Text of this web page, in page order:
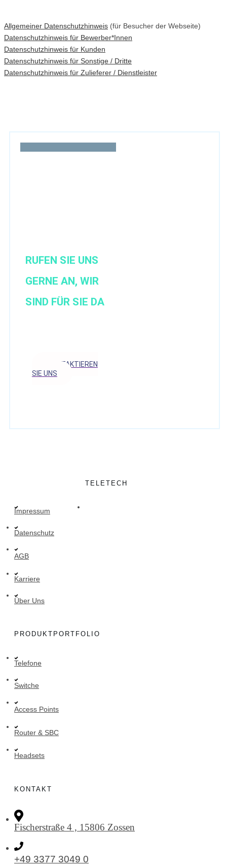
Allgemeiner Datenschutzhinweis (für Besucher der Webseite)
Datenschutzhinweis für Bewerber*Innen
Datenschutzhinweis für Kunden
Datenschutzhinweis für Sonstige / Dritte
Datenschutzhinweis für Zulieferer / Dienstleister
RUFEN SIE UNS
GERNE AN, WIR
SIND FÜR SIE DA
KONTAKTIEREN
SIE UNS
TELETECH
Impressum
Datenschutz
AGB
Karriere
Über Uns
PRODUKTPORTFOLIO
Telefone
Switche
Access Points
Router & SBC
Headsets
KONTAKT
Fischerstraße 4 , 15806 Zossen
+49 3377 3049 0